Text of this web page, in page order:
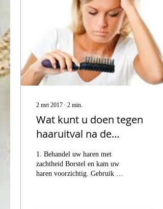
2 mrt 2017 ∙ 2 min.
Wat kunt u doen tegen
haaruitval na de
zwangerschap?
1. Behandel uw haren met
zachtheid Borstel en kam uw
haren voorzichtig. Gebruik bij